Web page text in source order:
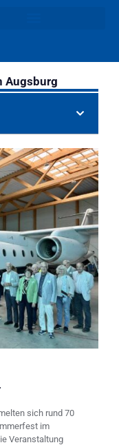
Augsburg
sich rund 70
im
Veranstaltung